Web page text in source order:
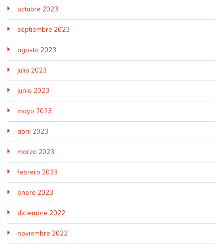
octubre 2023
septiembre 2023
agosto 2023
julio 2023
junio 2023
mayo 2023
abril 2023
marzo 2023
febrero 2023
enero 2023
diciembre 2022
noviembre 2022